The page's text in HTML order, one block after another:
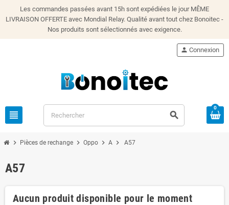
Les commandes passées avant 15h sont expédiées le jour MÊME
LIVRAISON OFFERTE avec Mondial Relay. Qualité avant tout chez Bonoitec -
Nos produits sont sélectionnés avec exigence.
view_headline search
person Connexion
0
chevron_right Pièces de rechange chevron_right Oppo chevron_right A chevron_right A57
A57
Aucun produit disponible pour le moment